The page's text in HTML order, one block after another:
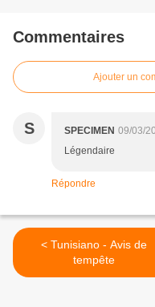
Commentaires
Ajouter un
S SPECIMEN 09/03/
Légendaire
Répondre
< Tunisiano - Avis de
tempête